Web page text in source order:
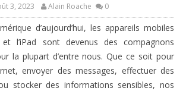
3, 2023 Alain Roache 0
d’aujourd’hui, les appareils mobiles
et l’iPad sont devenus des compagnons
la plupart d’entre nous. Que ce soit pour
envoyer des messages, effectuer des
stocker des informations sensibles, nos